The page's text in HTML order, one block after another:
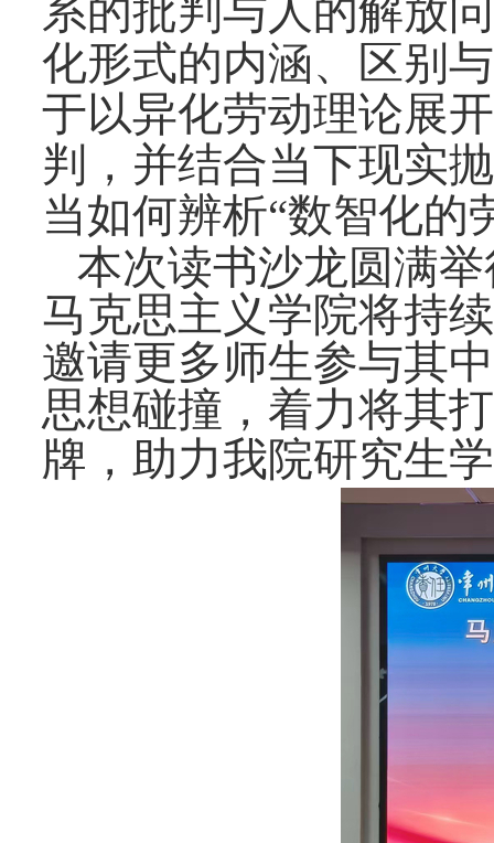
系的批判 与人的解放
化形式的内涵、 区别 与
于以异化劳动理论展
判， 并结合当下现实
当如何辨析“数智化的
本次读书沙龙圆满
马克思主义学院将持
邀请更多师生参与其
思想碰撞，着力将其
牌，助力我院研究生